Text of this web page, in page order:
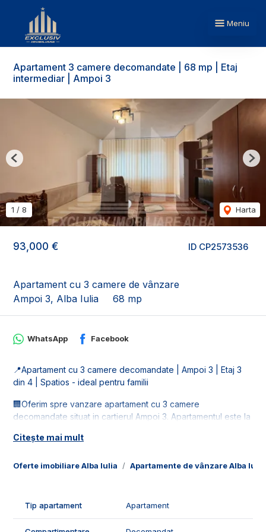
Meniu
Apartament 3 camere decomandate | 68 mp | Etaj
intermediar | Ampoi 3
ID CP2573536
93,000 €
Apartament cu 3 camere de vânzare
Ampoi 3, Alba Iulia
68 mp
1 / 8 Harta
Previous
Oferte imobiliare Alba Iulia Apartamente de vânzare Alba Iulia
WhatsApp Facebook
📍Apartament cu 3 camere decomandate | Ampoi 3 | Etaj 3
din 4 | Spatios - ideal pentru familii
🏢Oferim spre vanzare apartament cu 3 camere
decomandate situat in cartierul Ampoi 3. Apartamentul este la
- 1 living;
- 1 hol;
- 2 bai;
Citește mai mult
Tip apartament Apartament